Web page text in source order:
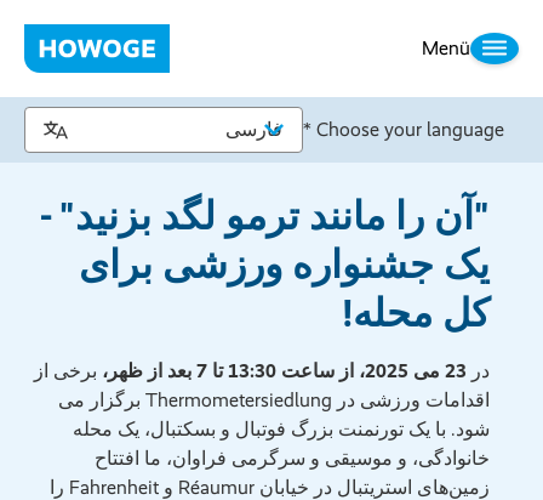
Menü
Choose your language *
"آن را مانند ترمو لگد بزنید" -
یک جشنواره ورزشی برای
کل محله!
در 23 می 2025، از ساعت 13:30 تا 7 بعد از ظهر،
برخی از
اقدامات ورزشی در Thermometersiedlung برگزار می
شود. با یک تورنمنت بزرگ فوتبال و بسکتبال، یک محله
خانوادگی، و موسیقی و سرگرمی فراوان، ما افتتاح
زمین‌های استریتبال در خیابان Réaumur و Fahrenheit را